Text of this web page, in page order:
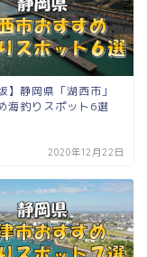
】静岡県「湖西市」
海釣りスポット6選
2020年12月22日